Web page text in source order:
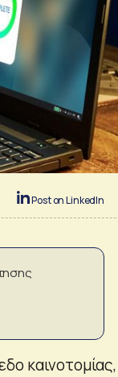
Post on LinkedIn
καινοτομίας,